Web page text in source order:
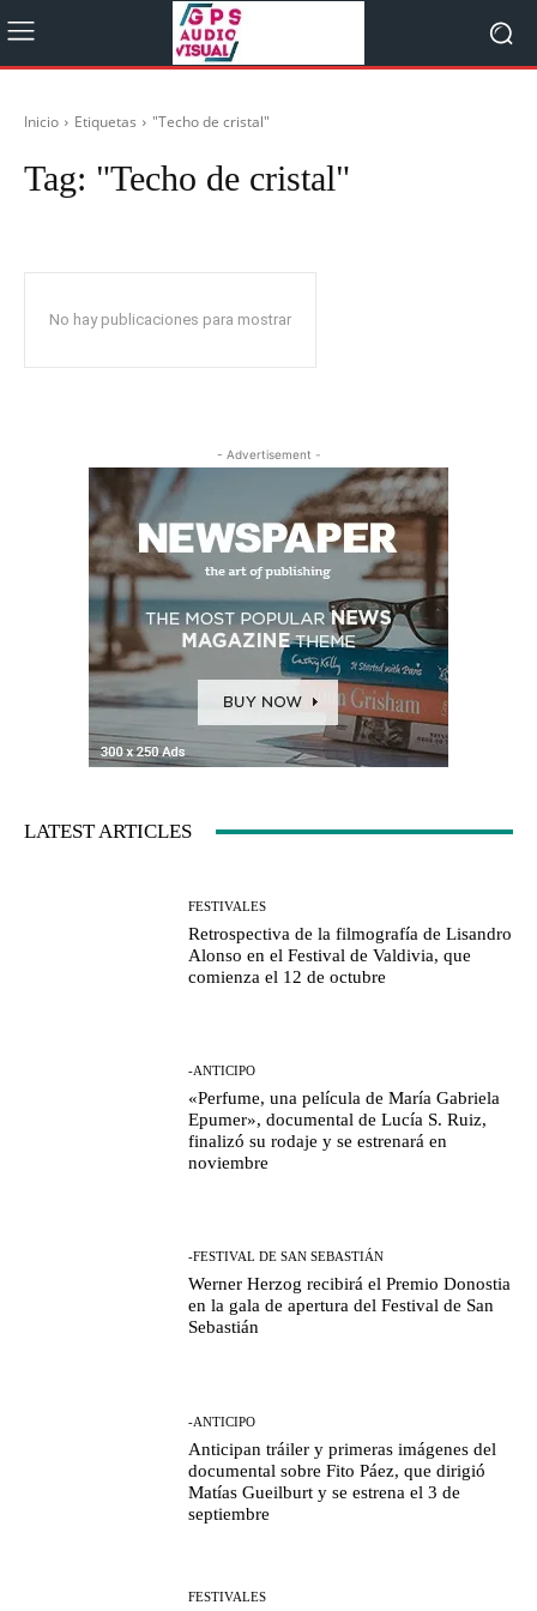
Inicio Etiquetas "Techo de cristal"
Tag: "Techo de cristal"
No hay publicaciones para mostrar
- Advertisement -
LATEST ARTICLES
FESTIVALES
Retrospectiva de la filmografía de Lisandro
Alonso en el Festival de Valdivia, que
comienza el 12 de octubre
-ANTICIPO
«Perfume, una película de María Gabriela
Epumer», documental de Lucía S. Ruiz,
finalizó su rodaje y se estrenará en
noviembre
-FESTIVAL DE SAN SEBASTIÁN
Werner Herzog recibirá el Premio Donostia
en la gala de apertura del Festival de San
Sebastián
-ANTICIPO
Anticipan tráiler y primeras imágenes del
documental sobre Fito Páez, que dirigió
Matías Gueilburt y se estrena el 3 de
septiembre
FESTIVALES